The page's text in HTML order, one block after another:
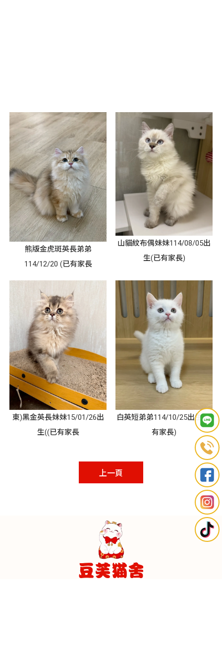
熊版金虎斑英長弟弟
114/12/20 (已有家長
山貓紋布偶妹妹114/08/05出
生(已有家長)
東)黑金英長妹妹15/01/26出
生((已有家長
白英短弟弟114/10/25出生(已
有家長)
上一頁